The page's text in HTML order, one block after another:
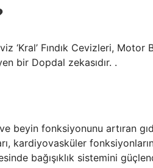
‘Kral’ Fındık Cevizleri, Motor
bir Dopdal zekasıdır. .
beyin fonksiyonunu artıran
kardiyovasküler
bağışıklık sistemini